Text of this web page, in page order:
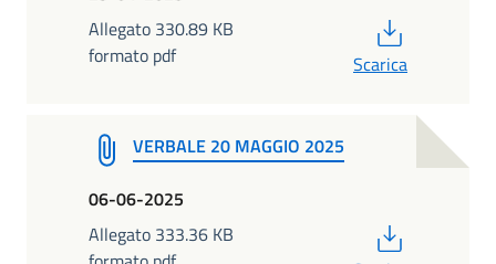
Allegato 330.89 KB
formato pdf
Scarica
VERBALE 20 MAGGIO 2025
06-06-2025
Allegato 333.36 KB